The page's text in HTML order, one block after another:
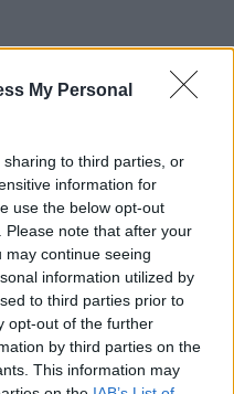
My Personal
to third parties, or
information for
use the below opt-out
note that after your
continue seeing
information utilized by
to third parties prior to
opt-out of the further
by third parties on the
This information may
– der
neu
beunruhigend –